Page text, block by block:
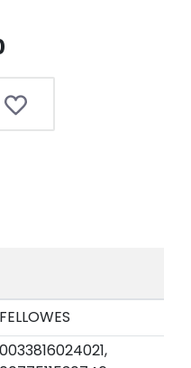
FELLOWES
0033816024021,